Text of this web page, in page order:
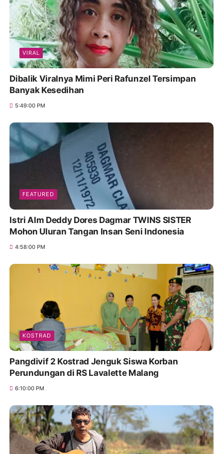
VIRAL
Dibalik Viralnya Mimi Peri Rafunzel Tersimpan
Banyak Kesedihan
5:49:00 PM
FEATURED
Istri Alm Deddy Dores Dagmar TWINS SISTER
Mohon Uluran Tangan Insan Seni Indonesia
4:58:00 PM
KOSTRAD
Pangdivif 2 Kostrad Jenguk Siswa Korban
Perundungan di RS Lavalette Malang
6:10:00 PM